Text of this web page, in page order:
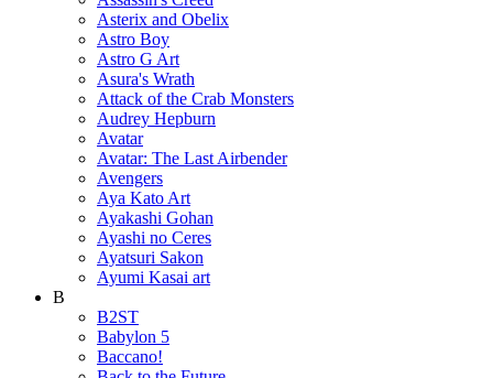
Asterix and Obelix
Astro Boy
Astro G Art
Asura's Wrath
Attack of the Crab Monsters
Audrey Hepburn
Avatar
Avatar: The Last Airbender
Avengers
Aya Kato Art
Ayakashi Gohan
Ayashi no Ceres
Ayatsuri Sakon
Ayumi Kasai art
B
B2ST
Babylon 5
Baccano!